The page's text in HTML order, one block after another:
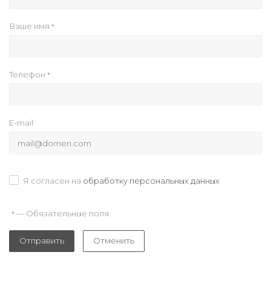
Ваше имя *
Телефон *
E-mail
Я согласен на обработку персональных данных
* — Обязательные поля
Отправить Отменить